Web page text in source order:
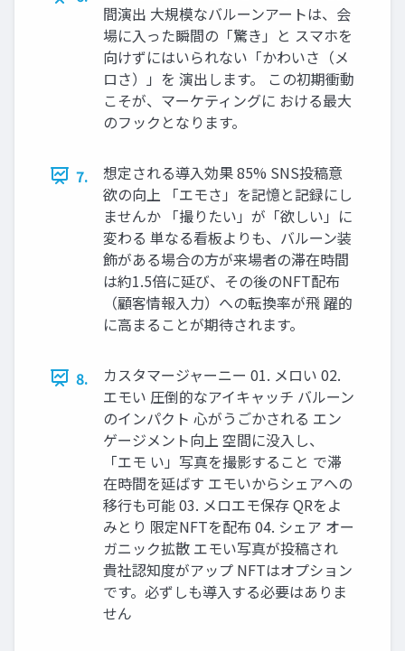
間演出 大規模なバルーンアートは、会
場に入った瞬間の「驚き」と スマホを
向けずにはいられない「かわいさ（メ
ロさ）」を 演出します。 この初期衝動
こそが、マーケティングに おける最大
のフックとなります。
7.
想定される導入効果 85% SNS投稿意
欲の向上 「エモさ」を記憶と記録にし
ませんか 「撮りたい」が「欲しい」に
変わる 単なる看板よりも、バルーン装
飾がある場合の方が来場者の滞在時間
は約1.5倍に延び、その後のNFT配布
（顧客情報入力）への転換率が飛 躍的
に高まることが期待されます。
8.
カスタマージャーニー 01. メロい 02.
エモい 圧倒的なアイキャッチ バルーン
のインパクト 心がうごかされる エン
ゲージメント向上 空間に没入し、
「エモ い」写真を撮影すること で滞
在時間を延ばす エモいからシェアへの
移行も可能 03. メロエモ保存 QRをよ
みとり 限定NFTを配布 04. シェア オー
ガニック拡散 エモい写真が投稿され
貴社認知度がアップ NFTはオプション
です。必ずしも導入する必要はありま
せん